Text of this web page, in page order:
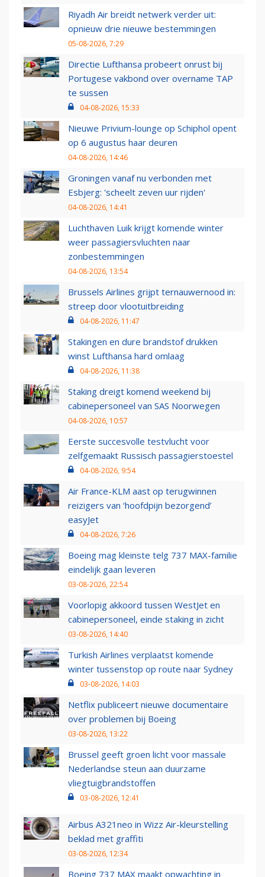
Riyadh Air breidt netwerk verder uit:
opnieuw drie nieuwe bestemmingen
05-08-2026, 7:29
Directie Lufthansa probeert onrust bij
Portugese vakbond over overname TAP
te sussen
04-08-2026, 15:33
Nieuwe Privium-lounge op Schiphol opent
op 6 augustus haar deuren
04-08-2026, 14:46
Groningen vanaf nu verbonden met
Esbjerg: 'scheelt zeven uur rijden'
04-08-2026, 14:41
Luchthaven Luik krijgt komende winter
weer passagiersvluchten naar
zonbestemmingen
04-08-2026, 13:54
Brussels Airlines grijpt ternauwernood in:
streep door vlootuitbreiding
04-08-2026, 11:47
Stakingen en dure brandstof drukken
winst Lufthansa hard omlaag
04-08-2026, 11:38
Staking dreigt komend weekend bij
cabinepersoneel van SAS Noorwegen
04-08-2026, 10:57
Eerste succesvolle testvlucht voor
zelfgemaakt Russisch passagierstoestel
04-08-2026, 9:54
Air France-KLM aast op terugwinnen
reizigers van ‘hoofdpijn bezorgend’
easyJet
04-08-2026, 7:26
Boeing mag kleinste telg 737 MAX-familie
eindelijk gaan leveren
03-08-2026, 22:54
Voorlopig akkoord tussen WestJet en
cabinepersoneel, einde staking in zicht
03-08-2026, 14:40
Turkish Airlines verplaatst komende
winter tussenstop op route naar Sydney
03-08-2026, 14:03
Netflix publiceert nieuwe documentaire
over problemen bij Boeing
03-08-2026, 13:22
Brussel geeft groen licht voor massale
Nederlandse steun aan duurzame
vliegtuigbrandstoffen
03-08-2026, 12:41
Airbus A321neo in Wizz Air-kleurstelling
beklad met graffiti
03-08-2026, 12:34
Boeing 737 MAX maakt opwachting in